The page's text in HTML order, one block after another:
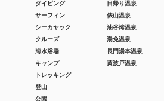
ダイビング
サーフィン
シーカヤック
クルーズ
海水浴場
キャンプ
トレッキング
登山
公園
日帰り温泉
俵山温泉
油谷湾温泉
湯免温泉
長門湯本温泉
黄波戸温泉